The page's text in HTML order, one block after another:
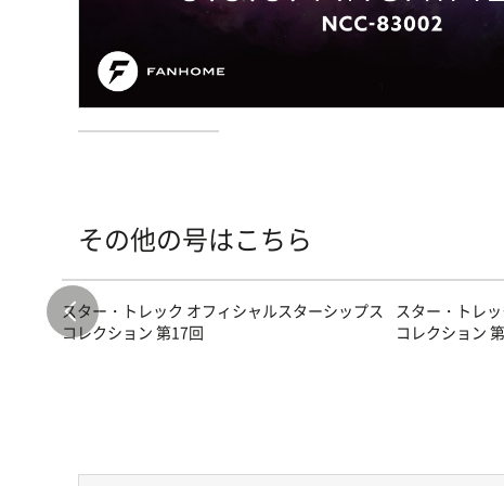
その他の号はこちら
プス
スター・トレック オフィシャルスターシップス
コレクション 第17回
スター・トレ
コレクション